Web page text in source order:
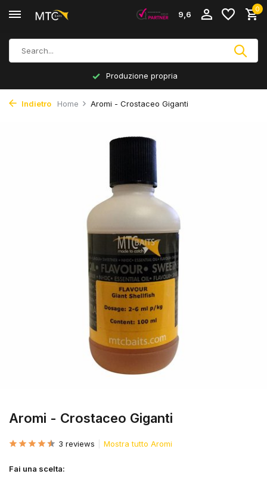
9,6
0
Produzione propria
Indietro Home Aromi - Crostaceo Giganti
Aromi - Crostaceo Giganti
3 reviews Mostra tutto Aromi
Fai una scelta: